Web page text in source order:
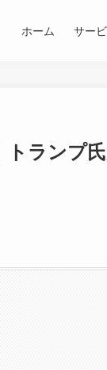
ホーム サー
トランプ